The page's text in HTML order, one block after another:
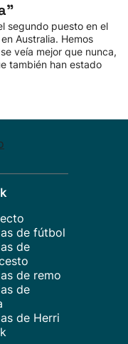
segundo puesto en el
Australia. Hemos
veía mejor que nunca,
también han estado
de fútbol
de
de remo
de
de Herri